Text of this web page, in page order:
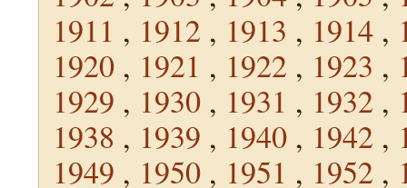
1911 , 1912 , 1913 , 1914 ,
1920 , 1921 , 1922 , 1923 ,
1929 , 1930 , 1931 , 1932 ,
1938 , 1939 , 1940 , 1942 ,
1949 , 1950 , 1951 , 1952 ,